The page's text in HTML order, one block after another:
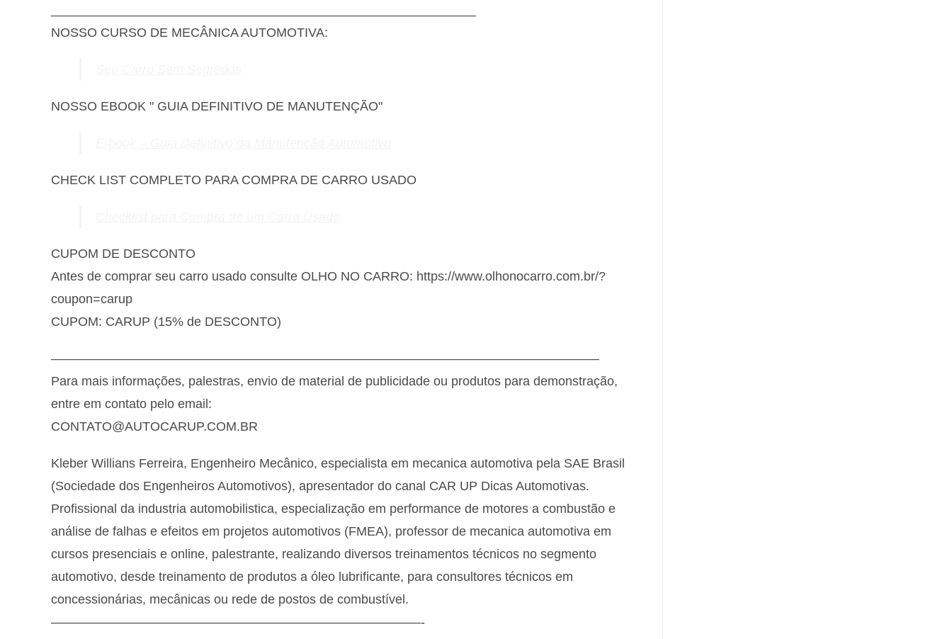
NOSSO CURSO DE MECÂNICA AUTOMOTIVA:
NOSSO EBOOK " GUIA DEFINITIVO DE MANUTENÇÃO"
CHECK LIST COMPLETO PARA COMPRA DE CARRO USADO
CUPOM DE DESCONTO
Antes de comprar seu carro usado consulte OLHO NO CARRO: https://www.olhonocarro.com.br/?
coupon=carup
CUPOM: CARUP (15% de DESCONTO)
———————————————————————————————————————————
Para mais informações, palestras, envio de material de publicidade ou produtos para demonstração,
entre em contato pelo email:
CONTATO@AUTOCARUP.COM.BR
Kleber Willians Ferreira, Engenheiro Mecânico, especialista em mecanica automotiva pela SAE Brasil
(Sociedade dos Engenheiros Automotivos), apresentador do canal CAR UP Dicas Automotivas.
Profissional da industria automobilistica, especialização em performance de motores a combustão e
análise de falhas e efeitos em projetos automotivos (FMEA), professor de mecanica automotiva em
cursos presenciais e online, palestrante, realizando diversos treinamentos técnicos no segmento
automotivo, desde treinamento de produtos a óleo lubrificante, para consultores técnicos em
concessionárias, mecânicas ou rede de postos de combustível.
—————————————————————————————-